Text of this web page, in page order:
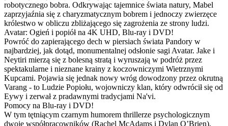
robotycznego bobra. Odkrywając tajemnice świata natury, Mabel
zaprzyjaźnia się z charyzmatycznym bobrem i jednoczy zwierzęce
królestwo w obliczu zbliżającego się zagrożenia ze strony ludzi.
Avatar: Ogień i popiół na 4K UHD, Blu-ray i DVD!
Powróć do zapierającego dech w piersiach świata Pandory w
najbardziej, jak dotąd, monumentalnej odsłonie sagi Avatar. Jake i
Neytiri mierzą się z bolesną stratą i wyruszają w podróż przez
spektakularne i nieznane krainy z koczowniczymi Wietrznymi
Kupcami. Pojawia się jednak nowy wróg dowodzony przez okrutną
Varang - to Ludzie Popiołu, wojowniczy klan, który odwrócił się od
Eywy i zerwał z pradawnymi tradycjami Na'vi.
Pomocy na Blu-ray i DVD!
W tym tętniącym czarnym humorem thrillerze psychologicznym
dwoje współpracowników (Rachel McAdams i Dylan O’Brien),